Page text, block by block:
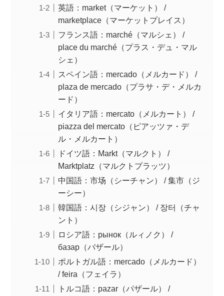
英語：market（マーケット） /
marketplace（マーケットプレイス）
フランス語：marché（マルシェ） /
place du marché（プラス・デュ・マル
シェ）
スペイン語：mercado（メルカード） /
plaza de mercado（プラサ・デ・メルカ
ード）
イタリア語：mercato（メルカート） /
piazza del mercato（ピアッツァ・デ
ル・メルカート）
ドイツ語：Markt（マルクト） /
Marktplatz（マルクトプラッツ）
中国語：市场（シーチャン） / 集市（ジ
ーシー）
韓国語：시장（シジャン） / 장터（チャ
ント）
ロシア語：рынок（ルィノク） /
базар（バザール）
ポルトガル語：mercado（メルカード）
/ feira（フェイラ）
トルコ語：pazar（パザール） /